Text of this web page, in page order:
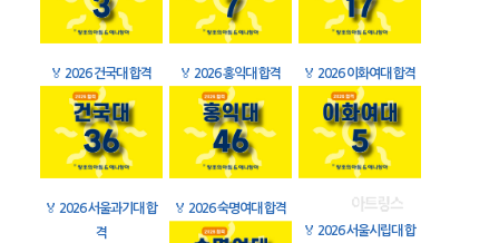
🏅 2026 건국대 합격 🏅 2026 홍익대 합격 🏅 2026 이화여대 합격
🏅 2026 서울과기대 합
격
🏅 2026 숙명여대 합격
🏅 2026 서울시립대 합